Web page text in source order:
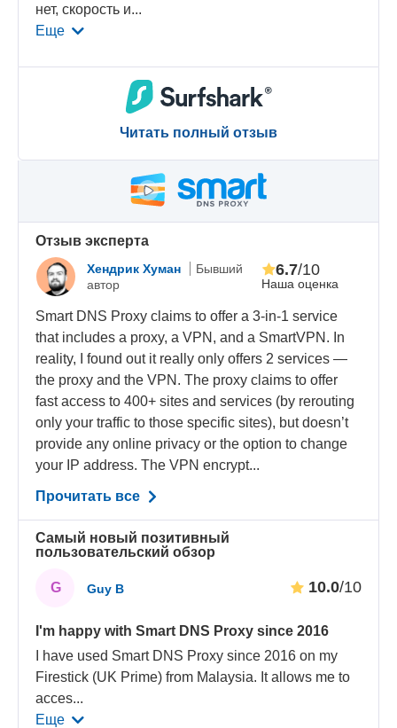
нет, скорость и...
Еще
Читать полный отзыв
Oтзыв эксперта
Хендрик Хуман
Бывший
автор
Наша оценка
6.7/10
Smart DNS Proxy claims to offer a 3-in-1 service
that includes a proxy, a VPN, and a SmartVPN. In
reality, I found out it really only offers 2 services —
the proxy and the VPN. The proxy claims to offer
fast access to 400+ sites and services (by rerouting
only your traffic to those specific sites), but doesn’t
provide any online privacy or the option to change
your IP address. The VPN encrypt...
Прочитать все
Самый новый позитивный
пользовательский обзор
G Guy B 10.0/10
I'm happy with Smart DNS Proxy since 2016
I have used Smart DNS Proxy since 2016 on my
Firestick (UK Prime) from Malaysia. It allows me to
acces...
Еще